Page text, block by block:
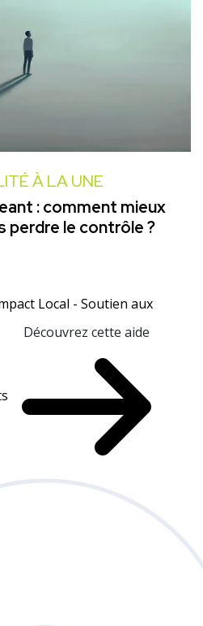
À LA UNE
: comment mieux
perdre le contrôle ?
Local - Soutien aux
Découvrez cette aide